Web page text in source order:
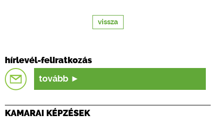
vissza
hírlevél-feliratkozás
tovább
KAMARAI KÉPZÉSEK